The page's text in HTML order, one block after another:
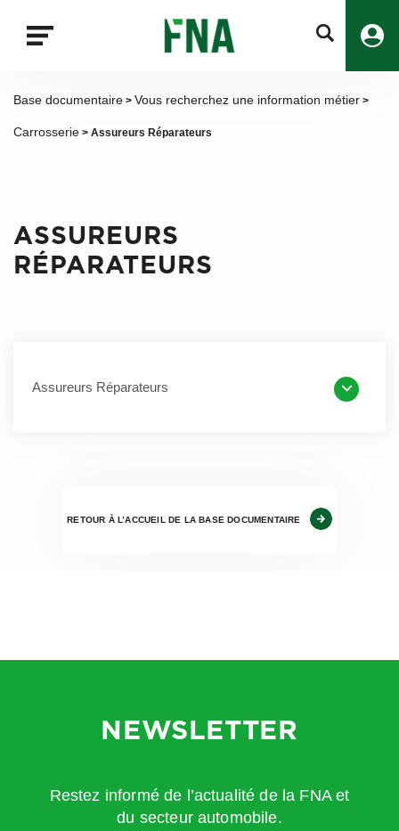
recherche
Base documentaire > Vous recherchez une information métier >
Carrosserie > Assureurs Réparateurs
ASSUREURS
RÉPARATEURS
Assureurs Réparateurs
RETOUR À L’ACCUEIL DE LA BASE DOCUMENTAIRE
NEWSLETTER
Restez informé de l’actualité de la FNA et
du secteur automobile.